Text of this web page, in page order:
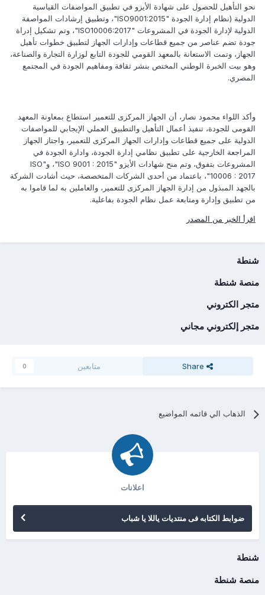
نحو التأهيل للحصول على شهادة الأيزو في تطبيق المواصفات القياسية
الدولية (نظام إدارة الجودة "ISO9001:2015"، وتطبيق إرشادات المواصفة
الدولية لإدارة الجودة في المشروعات "ISO10006:2017"، وتم تشكيل إدراة
جودة تضم عناصر من جميع قطاعات وإدارات الجهاز لتطبيق خطوات تأهيل
الجهاز، وتمت الاستعانة بالمعهد القومي للجودة التابع لوزارة التجارة والصناعة،
وهو بيت الخبرة الوطني المختص بنشر ثقافة ومفاهيم الجودة في المجتمع
المصري.
وأكد اللواء محمود نصار، أن الجهاز المركزى للتعمير استطاع بمعاونة المعهد
القومى للجودة، تنفيذ أعمال التأهيل والتطبيق العملي الإيجابي للمواصفات
الدولية على جميع قطاعات وإدارات الجهاز المركزى للتعمير، واجتاز الجهاز
المراجعة الخارجية على تطبيق نظامي إدارة الجودة، وادارة الجودة في
المشروعات بتفوق، وتم منح شهادات الأيزو "ISO 9001 : 2015"، و"ISO
10006 : 2017"، باعتماد من أحدى الشركات المتخصصة، حيث أشادت الشركة
بالجهد المبذول من إدارة الجهاز المركزى للتعمير، والعاملين به لما قاموا به
من تطبيق وإدارة ومتابعة عمل نظام الجودة بفاعلية.
اقرأ الخبر من المصدر
شنطة
منصة شنطة
متجر الكتروني
متجر إلكتروني مجاني
Share متابعين 0
الذهاب الي قائمه المواضيع
اعلانات
ضوابط الكتابه فى منتديات ياللا يا شباب
شنطة
منصة شنطة